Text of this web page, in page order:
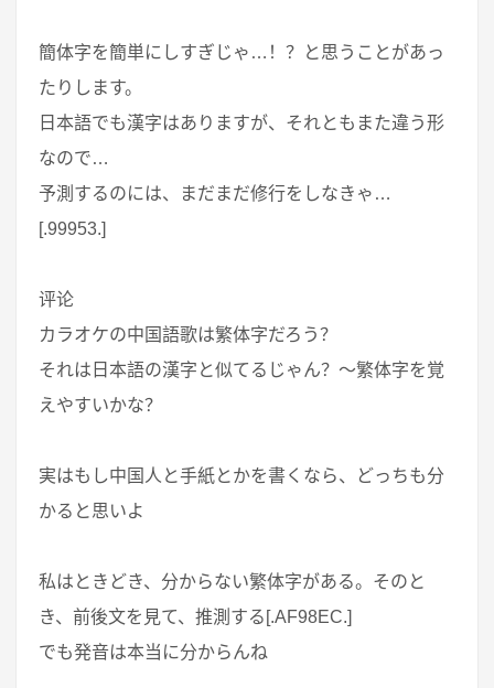
簡体字を簡単にしすぎじゃ…！？と思うことがあっ
たりします。
日本語でも漢字はありますが、それともまた違う形
なので…
予測するのには、まだまだ修行をしなきゃ…
[.99953.]
评论
カラオケの中国語歌は繁体字だろう？
それは日本語の漢字と似てるじゃん？～繁体字を覚
えやすいかな？
実はもし中国人と手紙とかを書くなら、どっちも分
かると思いよ
私はときどき、分からない繁体字がある。そのと
き、前後文を見て、推測する[.AF98EC.]
でも発音は本当に分からんね